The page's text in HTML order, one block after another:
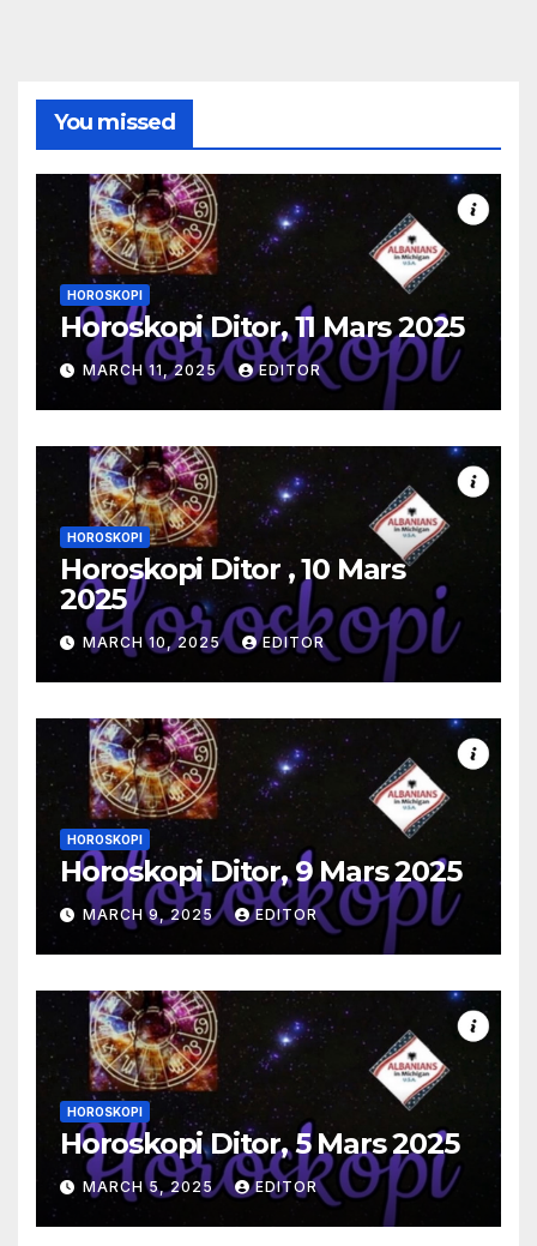
You missed
HOROSKOPI
Horoskopi Ditor, 11 Mars 2025
MARCH 11, 2025 EDITOR
HOROSKOPI
Horoskopi Ditor , 10 Mars
2025
MARCH 10, 2025 EDITOR
HOROSKOPI
Horoskopi Ditor, 9 Mars 2025
MARCH 9, 2025 EDITOR
HOROSKOPI
Horoskopi Ditor, 5 Mars 2025
MARCH 5, 2025 EDITOR